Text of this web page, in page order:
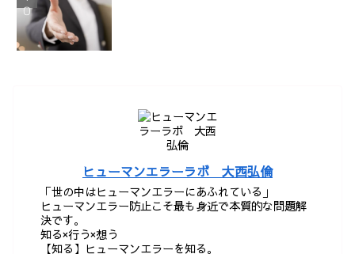
ヒューマンエラーラボ 大西弘倫
「世の中はヒューマンエラーにあふれている」
ヒューマンエラー防止こそ最も身近で本質的な問題解
決です。
知る×行う×想う
【知る】ヒューマンエラーを知る。